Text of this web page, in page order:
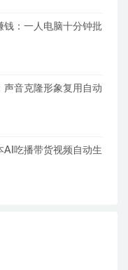
钱：一人电脑十分钟批
声音克隆形象复用自动
AI吃播带货视频自动生